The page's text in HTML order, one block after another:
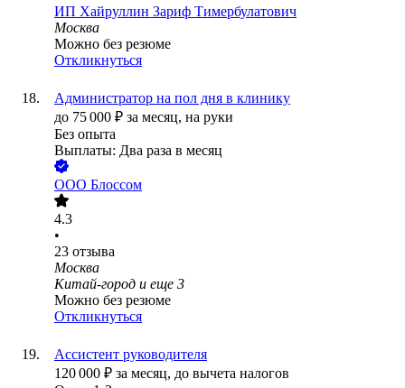
ИП Хайруллин Зариф Тимербулатович
Москва
Можно без резюме
Откликнуться
Администратор на пол дня в клинику
до 75 000 ₽ за месяц, на руки
Без опыта
Выплаты: Два раза в месяц
ООО Блоссом
4.3
•
23 отзыва
Москва
Китай-город и еще 3
Можно без резюме
Откликнуться
Ассистент руководителя
120 000 ₽ за месяц, до вычета налогов